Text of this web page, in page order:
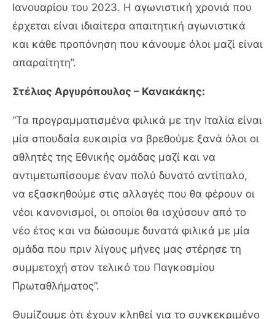
Ιανουαρίου του 2023. Η αγωνιστική χρονιά που
έρχεται είναι ιδιαίτερα απαιτητική αγωνιστικά
και κάθε προπόνηση που κάνουμε όλοι μαζί είναι
απαραίτητη”.
Στέλιος Αργυρόπουλος – Κανακάκης:
“Τα προγραμματισμένα φιλικά με την Ιταλία είναι
μία σπουδαία ευκαιρία να βρεθούμε ξανά όλοι οι
αθλητές της Εθνικής ομάδας μαζί και να
αντιμετωπίσουμε έναν πολύ δυνατό αντίπαλο,
να εξασκηθούμε στις αλλαγές που θα φέρουν οι
νέοι κανονισμοί, οι οποίοι θα ισχύσουν από το
νέο έτος και να δώσουμε δυνατά φιλικά με μία
ομάδα που πριν λίγους μήνες μας στέρησε τη
συμμετοχή στον τελικό του Παγκοσμίου
Πρωταθλήματος”.
Θυμίζουμε ότι έχουν κληθεί για το συγκεκριμένο